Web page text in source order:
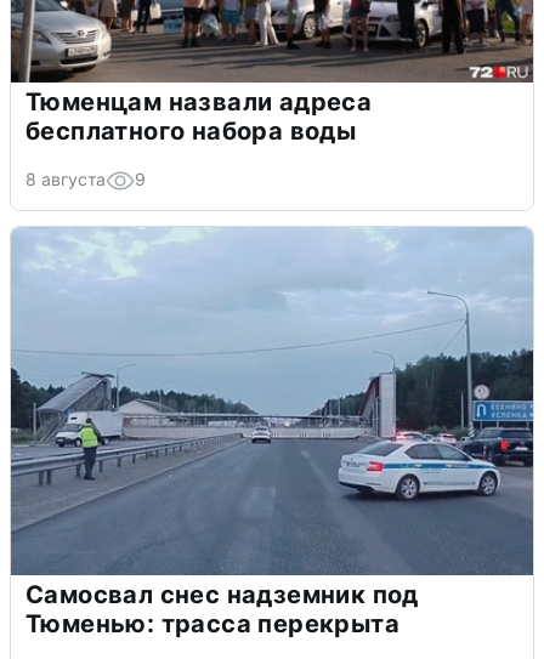
Тюменцам назвали адреса
бесплатного набора воды
8 августа 9
Самосвал снес надземник под
Тюменью: трасса перекрыта